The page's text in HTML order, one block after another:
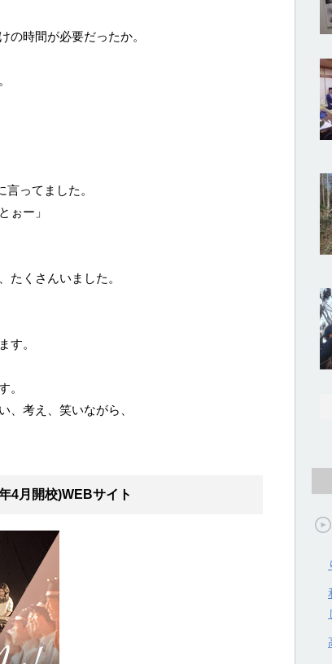
の時間が必要だったか。
ってました。
ぉー」
たくさんいました。
す。
。
、考え、笑いながら、
4月開校)WEBサイト